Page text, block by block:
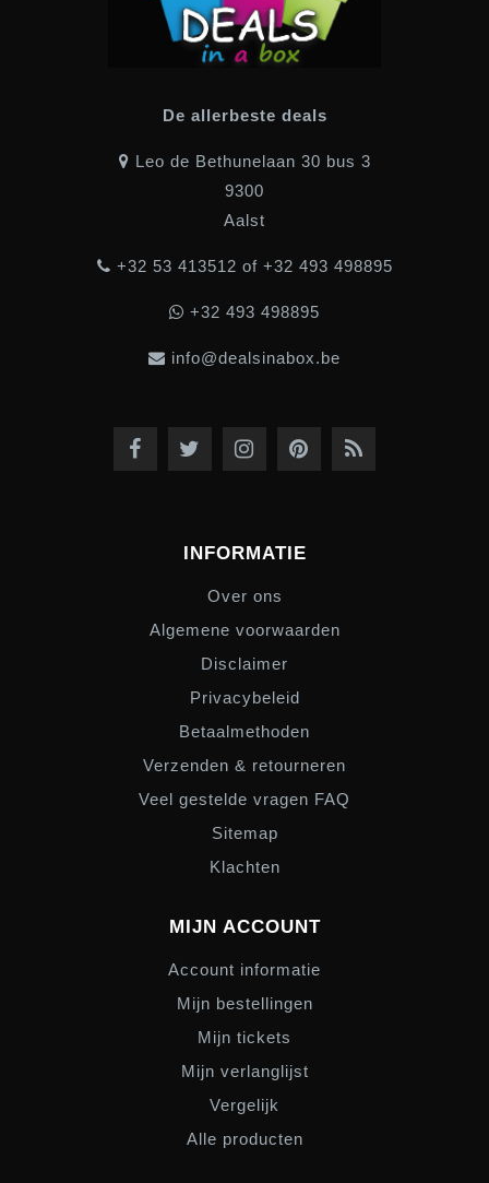
De allerbeste deals
Leo de Bethunelaan 30 bus 3
9300
Aalst
+32 53 413512 of +32 493 498895
+32 493 498895
info@dealsinabox.be
INFORMATIE
Over ons
Algemene voorwaarden
Disclaimer
Privacybeleid
Betaalmethoden
Verzenden & retourneren
Veel gestelde vragen FAQ
Sitemap
Klachten
MIJN ACCOUNT
Account informatie
Mijn bestellingen
Mijn tickets
Mijn verlanglijst
Vergelijk
Alle producten